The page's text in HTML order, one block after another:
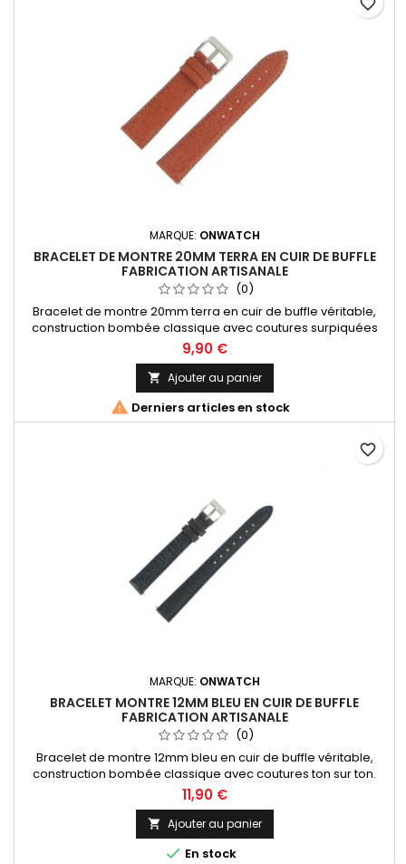
MARQUE: ONWATCH
BRACELET DE MONTRE 20MM TERRA EN CUIR DE BUFFLE
FABRICATION ARTISANALE
(0)
Bracelet de montre 20mm terra en cuir de buffle véritable,
construction bombée classique avec coutures surpiquées
écrues. Fabrication artisanale Made in Spain.
9,90 €
 Ajouter au panier
 Derniers articles en stock
favorite_border
MARQUE: ONWATCH
BRACELET MONTRE 12MM BLEU EN CUIR DE BUFFLE
FABRICATION ARTISANALE
(0)
Bracelet de montre 12mm bleu en cuir de buffle véritable,
construction bombée classique avec coutures ton sur ton.
Fabrication artisanale Made in Spain.
11,90 €
 Ajouter au panier
 En stock
favorite_border